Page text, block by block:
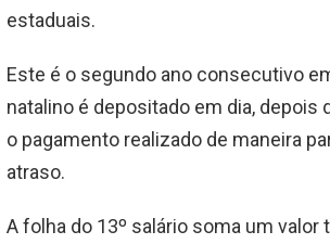
estaduais.
Este é o segundo ano consecutivo
natalino é depositado em dia, depois
o pagamento realizado de maneira
atraso.
A folha do 13º salário soma um valor